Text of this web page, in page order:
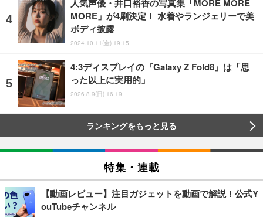
人気声優・井口裕香の写真集「MORE MORE
MORE」が4刷決定！ 水着やランジェリーで美
ボディ披露
2024.10.11(金) 19:15
4:3ディスプレイの『Galaxy Z Fold8』は「思
った以上に実用的」
2026.8.9(日) 16:19
ランキングをもっと見る
特集・連載
【動画レビュー】注目ガジェットを動画で解説！公式Y
ouTubeチャンネル